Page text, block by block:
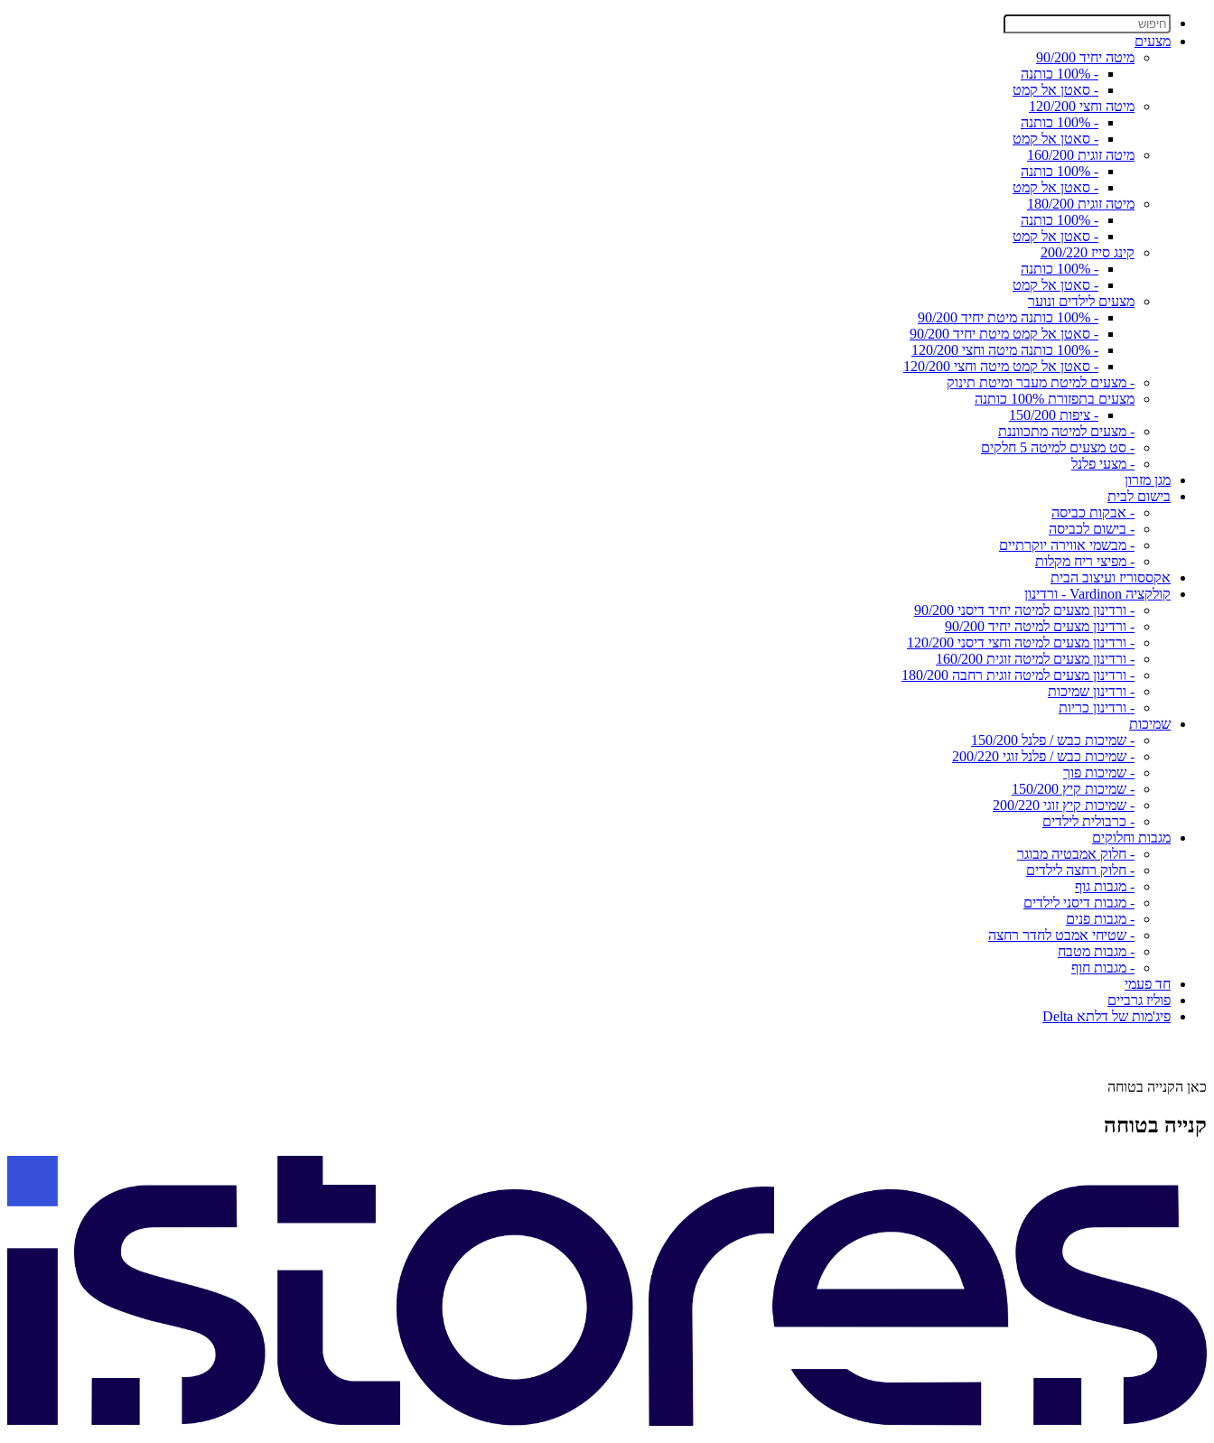
מצעים
מיטה יחיד 90/200
- 100% כותנה
- סאטן אל קמט
מיטה וחצי 120/200
- 100% כותנה
- סאטן אל קמט
מיטה זוגית 160/200
- 100% כותנה
- סאטן אל קמט
מיטה זוגית 180/200
- 100% כותנה
- סאטן אל קמט
קינג סייז 200/220
- 100% כותנה
- סאטן אל קמט
מצעים לילדים ונוער
- 100% כותנה מיטת יחיד 90/200
- סאטן אל קמט מיטת יחיד 90/200
- 100% כותנה מיטה וחצי 120/200
- סאטן אל קמט מיטה וחצי 120/200
- מצעים למיטת מעבר ומיטת תינוק
מצעים בתפזורת 100% כותנה
- ציפות 150/200
- מצעים למיטה מתכווננת
- סט מצעים למיטה 5 חלקים
- מצעי פלנל
מגן מזרון
בישום לבית
- אבקות כביסה
- בישום לכביסה
- מבשמי אווירה יוקרתיים
- מפיצי ריח מקלות
אקססוריז ועיצוב הבית
קולקציה Vardinon - ורדינון
- ורדינון מצעים למיטה יחיד דיסני 90/200
- ורדינון מצעים למיטה יחיד 90/200
- ורדינון מצעים למיטה וחצי דיסני 120/200
- ורדינון מצעים למיטה זוגית 160/200
- ורדינון מצעים למיטה זוגית רחבה 180/200
- ורדינון שמיכות
- ורדינון כריות
שמיכות
- שמיכות כבש / פלנל 150/200
- שמיכות כבש / פלנל זוגי 200/220
- שמיכות פוך
- שמיכות קיץ 150/200
- שמיכות קיץ זוגי 200/220
- כרבולית לילדים
מגבות וחלוקים
- חלוק אמבטיה מבוגר
- חלוק רחצה לילדים
- מגבות גוף
- מגבות דיסני לילדים
- מגבות פנים
- שטיחי אמבט לחדר רחצה
- מגבות מטבח
- מגבות חוף
חד פעמי
פוליז גרביים
פיג'מות של דלתא Delta
כאן הקנייה בטוחה
קנייה בטוחה